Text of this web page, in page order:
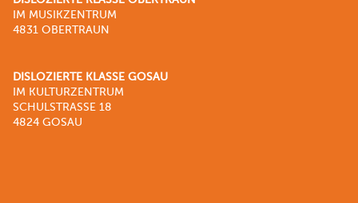
IM MUSIKZENTRUM
4831 OBERTRAUN
DISLOZIERTE KLASSE GOSAU
IM KULTURZENTRUM
SCHULSTRASSE 18
4824 GOSAU